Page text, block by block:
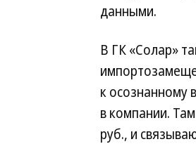
данными.
В ГК «Солар»
к осознанному
в компании.
руб., и